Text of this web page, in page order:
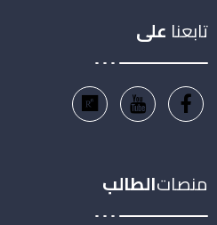
تابعنا على
منصاتالطالب